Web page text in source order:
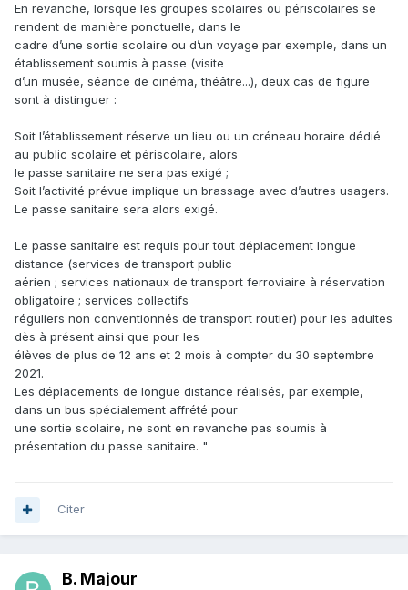
En revanche, lorsque les groupes scolaires ou périscolaires se
rendent de manière ponctuelle, dans le
cadre d’une sortie scolaire ou d’un voyage par exemple, dans un
établissement soumis à passe (visite
d’un musée, séance de cinéma, théâtre...), deux cas de figure
sont à distinguer :
Soit l’établissement réserve un lieu ou un créneau horaire dédié
au public scolaire et périscolaire, alors
le passe sanitaire ne sera pas exigé ;
Soit l’activité prévue implique un brassage avec d’autres usagers.
Le passe sanitaire sera alors exigé.
Le passe sanitaire est requis pour tout déplacement longue
distance (services de transport public
aérien ; services nationaux de transport ferroviaire à réservation
obligatoire ; services collectifs
réguliers non conventionnés de transport routier) pour les adultes
dès à présent ainsi que pour les
élèves de plus de 12 ans et 2 mois à compter du 30 septembre
2021.
Les déplacements de longue distance réalisés, par exemple,
dans un bus spécialement affrété pour
une sortie scolaire, ne sont en revanche pas soumis à
présentation du passe sanitaire. "
Citer
B. Majour